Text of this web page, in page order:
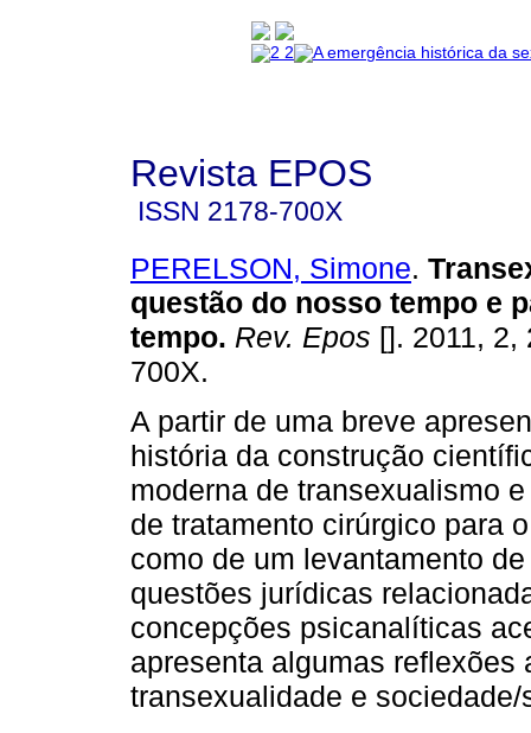
Revista EPOS
ISSN 2178-700X
PERELSON, Simone.
questão do nosso tempo e
tempo. Rev. Epos []. 2011, 2,
700X.
A partir de uma breve
história da construção
moderna de transexualismo
de tratamento cirúrgico para
como de um levantamento
questões jurídicas
concepções psicanalíticas
apresenta algumas reflexões
transexualidade e